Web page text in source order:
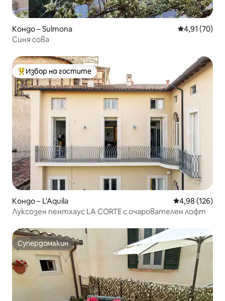
Кондо – Sulmona Средна
4,91 (70)
Синя сова
Най-популярен избор на гостите
Избор на гостите
Кондо – L'Aquila Средна
4,98 (126)
Луксозен пентхаус LA CORTE с очарователен лофт
Супердомакин
Супердомакин